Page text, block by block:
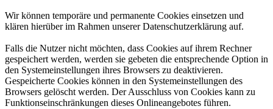
Wir können temporäre und permanente Cookies einsetzen und
klären hierüber im Rahmen unserer Datenschutzerklärung auf.
Falls die Nutzer nicht möchten, dass Cookies auf ihrem Rechner
gespeichert werden, werden sie gebeten die entsprechende Option in
den Systemeinstellungen ihres Browsers zu deaktivieren.
Gespeicherte Cookies können in den Systemeinstellungen des
Browsers gelöscht werden. Der Ausschluss von Cookies kann zu
Funktionseinschränkungen dieses Onlineangebotes führen.